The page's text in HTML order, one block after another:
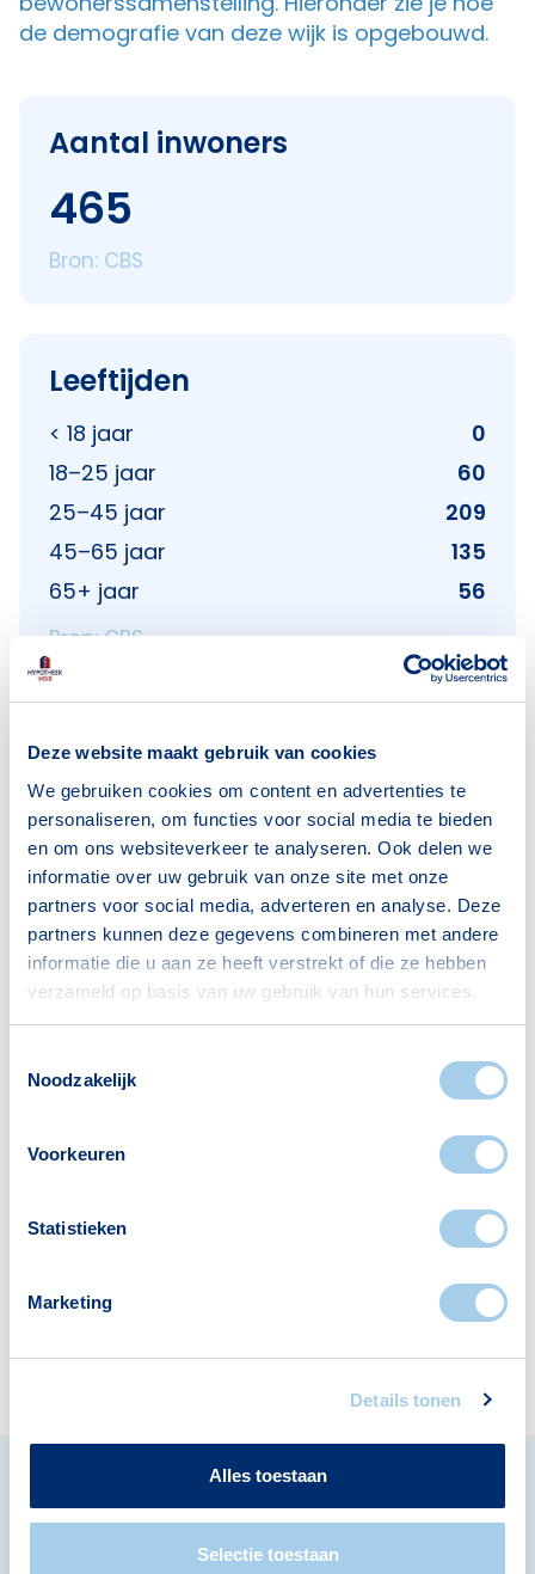
Deze website maakt gebruik van cookies
We gebruiken cookies om content en advertenties te
personaliseren, om functies voor social media te bieden
en om ons websiteverkeer te analyseren. Ook delen we
informatie over uw gebruik van onze site met onze
partners voor social media, adverteren en analyse. Deze
partners kunnen deze gegevens combineren met andere
informatie die u aan ze heeft verstrekt of die ze hebben
verzameld op basis van uw gebruik van hun services.
Noodzakelijk
Voorkeuren
Statistieken
Marketing
Details tonen
Alles toestaan
Selectie toestaan
de demografie van deze wijk is opgebouwd.
Aantal inwoners
465
Bron: CBS
Leeftijden
< 18 jaar
0
18–25 jaar
60
25–45 jaar
209
45–65 jaar
135
65+ jaar
56
Bron: CBS
Huishoudens
Alleenwonend
110
Gezin zonder kinderen
5
Gezin met kinderen
Bron: CBS
Deze wijk heeft het allemaal voor je. Zo vind je
1
Omliggende buurten in